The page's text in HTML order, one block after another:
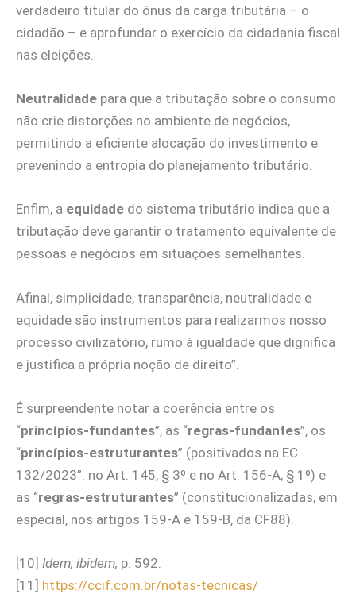
verdadeiro titular do ônus da carga tributária – o
cidadão – e aprofundar o exercício da cidadania fiscal
nas eleições.
Neutralidade para que a tributação sobre o consumo
não crie distorções no ambiente de negócios,
permitindo a eficiente alocação do investimento e
prevenindo a entropia do planejamento tributário.
Enfim, a equidade do sistema tributário indica que a
tributação deve garantir o tratamento equivalente de
pessoas e negócios em situações semelhantes.
Afinal, simplicidade, transparência, neutralidade e
equidade são instrumentos para realizarmos nosso
processo civilizatório, rumo à igualdade que dignifica
e justifica a própria noção de direito”.
É surpreendente notar a coerência entre os
“princípios-fundantes”, as “regras-fundantes”, os
“princípios-estruturantes” (positivados na EC
132/2023”. no Art. 145, § 3º e no Art. 156-A, § 1º) e
as “regras-estruturantes” (constitucionalizadas, em
especial, nos artigos 159-A e 159-B, da CF88).
[10] Idem, ibidem, p. 592.
[11] https://ccif.com.br/notas-tecnicas/